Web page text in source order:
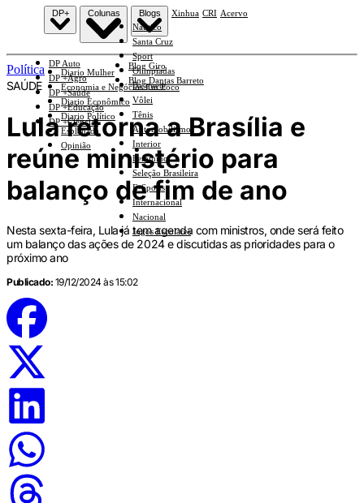
Náutico
Santa Cruz
Sport
Olimpíadas
Basquete
Vôlei
Tênis
Automobilismo
Interior
Feminino
Seleção Brasileira
E-Sports
Internacional
Nacional
Jogos Escolares
DP+
DP Auto
DP +Agro
DP +Saúde
DP +Educação
DP +Ciências
Colunas
Diario Mulher
Economia e Negócios Em Foco
Diario Econômico
Diario Político
Esplanada
Opinião
Blogs
Blog Giro
Blog Dantas Barreto
Xinhua CRI Acervo
Política
SAÚDE
Lula retorna a Brasília e
reúne ministério para
balanço de fim de ano
Nesta sexta-feira, Lula já tem agenda com ministros, onde será feito
um balanço das ações de 2024 e discutidas as prioridades para o
próximo ano
Publicado: 19/12/2024 às 15:02